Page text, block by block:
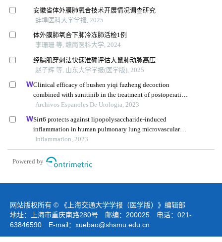
安徽省体外膜肺氧合技术开展情况调查研究
蚌埠医科大学学报, 2025
体外膜肺氧合下肺冷冻肺活检1例
李珊珊 等, 赣南医科大学, 2024
经膈肌穿刺法快速准确评估大鼠肺动脉高压
赵子辉 等, 山东大学学报(医学版), 2025
Clinical efficacy of bushen yiqi fuzheng decoction
combined with sunitinib in the treatment of postoperative
patients with renal cell carcinoma and its influence on
Archivos Espanoles De Urologia, 2023
Sirt6 protects against lipopolysaccharide-induced
inflammation in human pulmonary lung microvascular
endothelial cells
Inflammation, 2023
Powered by
网站版权所有 © 《上海交通大学学报（医学版）》编辑部
地址：上海市重庆南路280号 邮编：200025 电话：021-
63846590 E-mail： xuebao@shsmu.edu.cn